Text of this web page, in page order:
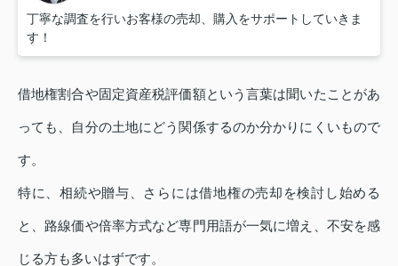
丁寧な調査を行いお客様の売却、購入をサポートしていきま
す！
借地権割合や固定資産税評価額という言葉は聞いたことがあ
っても、自分の土地にどう関係するのか分かりにくいもので
す。
特に、相続や贈与、さらには借地権の売却を検討し始める
と、路線価や倍率方式など専門用語が一気に増え、不安を感
じる方も多いはずです。